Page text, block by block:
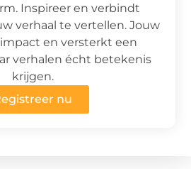
Inspireer en verbindt
verhaal te vertellen. Jouw
en versterkt een
verhalen écht betekenis
krijgen.
nu